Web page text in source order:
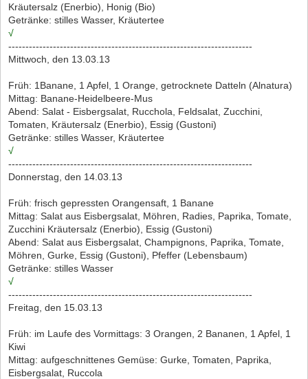
Kräutersalz (Enerbio), Honig (Bio)
Getränke: stilles Wasser, Kräutertee
√
-----------------------------------------------------------------------
Mittwoch, den 13.03.13
Früh: 1Banane, 1 Apfel, 1 Orange, getrocknete Datteln (Alnatura)
Mittag: Banane-Heidelbeere-Mus
Abend: Salat - Eisbergsalat, Rucchola, Feldsalat, Zucchini,
Tomaten, Kräutersalz (Enerbio), Essig (Gustoni)
Getränke: stilles Wasser, Kräutertee
√
-----------------------------------------------------------------------
Donnerstag, den 14.03.13
Früh: frisch gepressten Orangensaft, 1 Banane
Mittag: Salat aus Eisbergsalat, Möhren, Radies, Paprika, Tomate,
Zucchini Kräutersalz (Enerbio), Essig (Gustoni)
Abend: Salat aus Eisbergsalat, Champignons, Paprika, Tomate,
Möhren, Gurke, Essig (Gustoni), Pfeffer (Lebensbaum)
Getränke: stilles Wasser
√
-----------------------------------------------------------------------
Freitag, den 15.03.13
Früh: im Laufe des Vormittags: 3 Orangen, 2 Bananen, 1 Apfel, 1
Kiwi
Mittag: aufgeschnittenes Gemüse: Gurke, Tomaten, Paprika,
Eisbergsalat, Ruccola